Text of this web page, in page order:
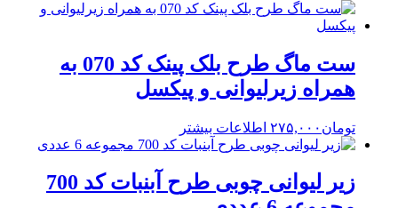
ست ماگ طرح بلک پینک کد 070 به
همراه زیرلیوانی و پیکسل
تومان ۲۷۵,۰۰۰ اطلاعات بیشتر
زیر لیوانی چوبی طرح آبنبات کد 700